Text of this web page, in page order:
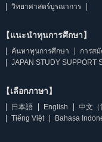
วิทยาศาสตร์บูรณาการ
【แนะนำทุนการศึกษา】
ค้นหาทุนการศึกษา
การส
JAPAN STUDY SUPPORT
【เลือกภาษา】
日本語 English 中文（
Tiếng Việt
Bahasa